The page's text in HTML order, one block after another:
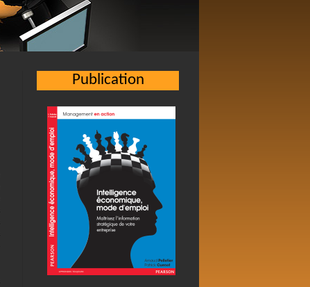
Publication